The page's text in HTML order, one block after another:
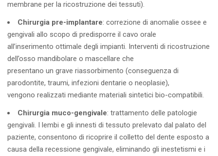
membrane per la ricostruzione dei tessuti).
Chirurgia pre-implantare: correzione di anomalie ossee e
gengivali allo scopo di predisporre il cavo orale
all’inserimento ottimale degli impianti. Interventi di ricostruzione
dell’osso mandibolare o mascellare che
presentano un grave riassorbimento (conseguenza di
parodontite, traumi, infezioni dentarie o neoplasie),
vengono realizzati mediante materiali sintetici bio-compatibili.
Chirurgia muco-gengivale: trattamento delle patologie
gengivali. I lembi e gli innesti di tessuto prelevato dal palato del
paziente, consentono di ricoprire il colletto del dente esposto a
causa della recessione gengivale, eliminando gli inestetismi e i